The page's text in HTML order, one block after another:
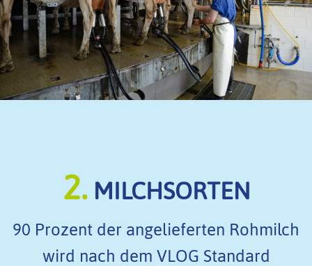
2.MILCHSORTEN
90 Prozent der angelieferten Rohmilch
wird nach dem VLOG Standard